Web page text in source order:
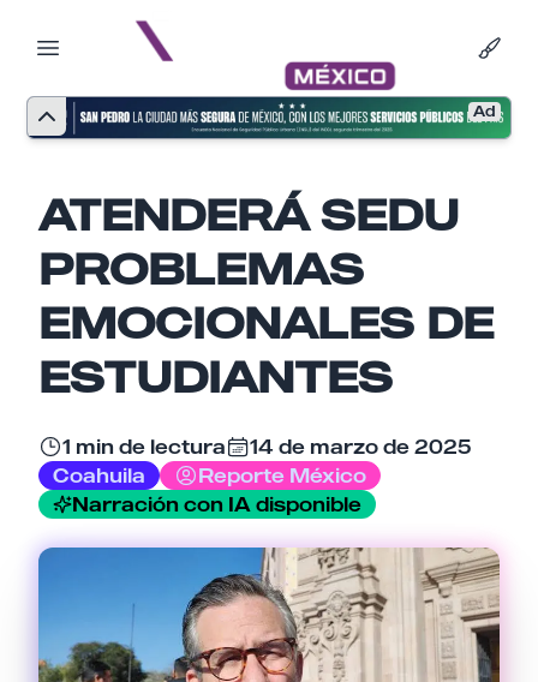
Ad
ATENDERÁ SEDU
PROBLEMAS
EMOCIONALES DE
ESTUDIANTES
1 min de lectura
14 de marzo de 2025
Coahuila
Reporte México
Narración con IA disponible
Nombre